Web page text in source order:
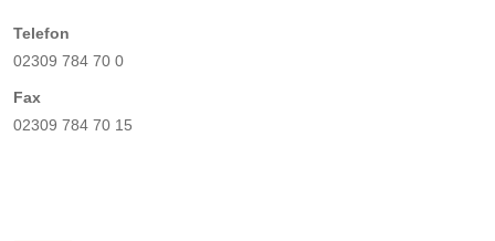
Telefon
02309 784 70 0
Fax
02309 784 70 15